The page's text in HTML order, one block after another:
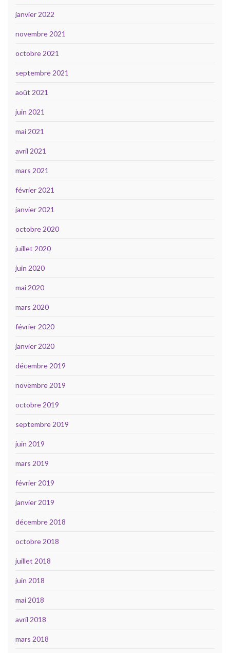
janvier 2022
novembre 2021
octobre 2021
septembre 2021
août 2021
juin 2021
mai 2021
avril 2021
mars 2021
février 2021
janvier 2021
octobre 2020
juillet 2020
juin 2020
mai 2020
mars 2020
février 2020
janvier 2020
décembre 2019
novembre 2019
octobre 2019
septembre 2019
juin 2019
mars 2019
février 2019
janvier 2019
décembre 2018
octobre 2018
juillet 2018
juin 2018
mai 2018
avril 2018
mars 2018